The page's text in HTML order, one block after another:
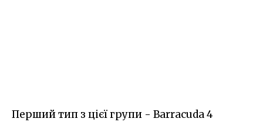
Перший тип з цієї групи - Barracuda 4